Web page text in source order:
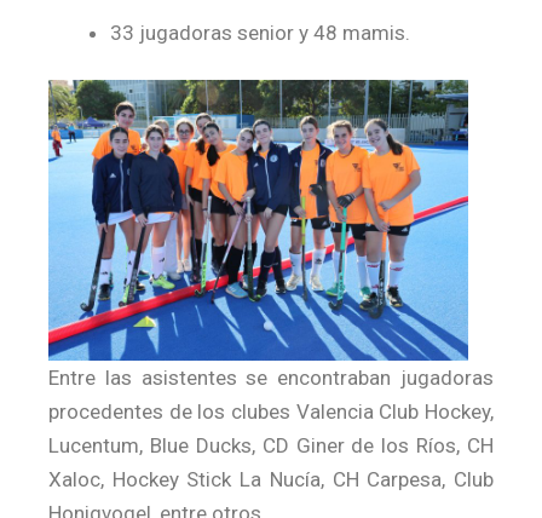
33 jugadoras senior y 48 mamis.
Entre las asistentes se encontraban jugadoras
procedentes de los clubes Valencia Club Hockey,
Lucentum, Blue Ducks, CD Giner de los Ríos, CH
Xaloc, Hockey Stick La Nucía, CH Carpesa, Club
Honigvogel, entre otros.